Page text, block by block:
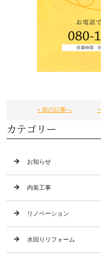
« 前の記事へ
カテゴリー
お知らせ
内装工事
リノベーション
水回りリフォーム